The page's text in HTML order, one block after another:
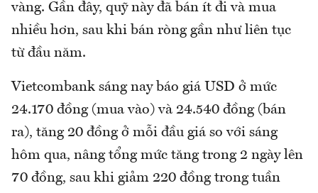
vàng. Gần đây, quỹ này đã bán ít đi và mua
nhiều hơn, sau khi bán ròng gần như liên tục
từ đầu năm.
Vietcombank sáng nay báo giá USD ở mức
24.170 đồng (mua vào) và 24.540 đồng (bán
ra), tăng 20 đồng ở mỗi đầu giá so với sáng
hôm qua, nâng tổng mức tăng trong 2 ngày lên
70 đồng, sau khi giảm 220 đồng trong tuần